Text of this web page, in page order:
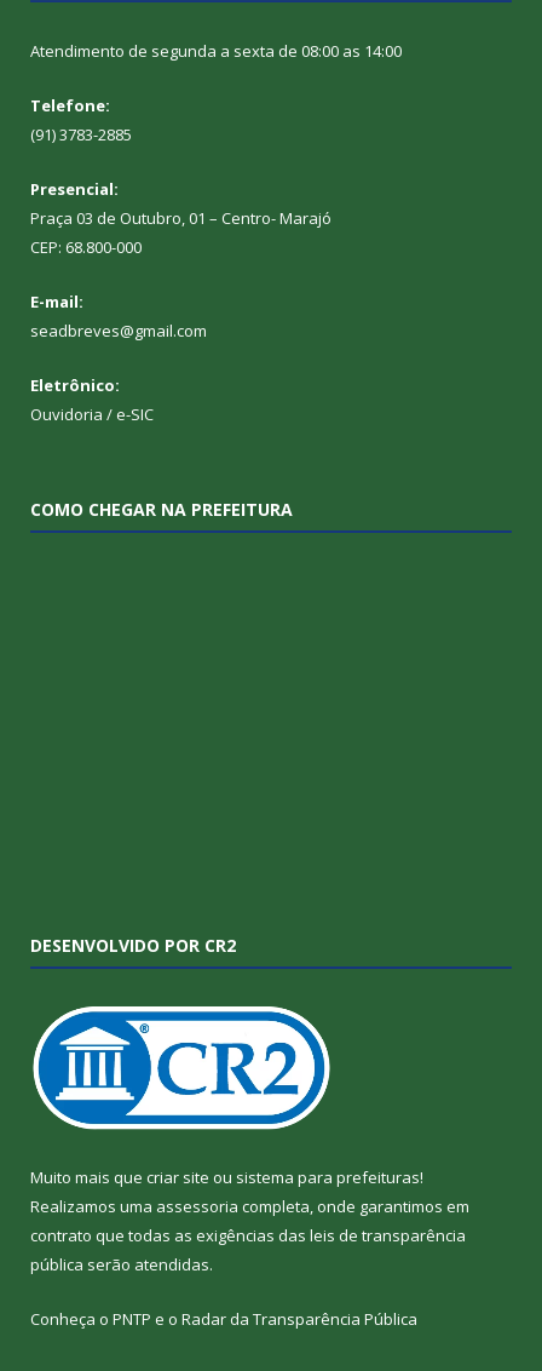
Atendimento de segunda a sexta de 08:00 as 14:00
Telefone:
(91) 3783-2885
Presencial:
Praça 03 de Outubro, 01 – Centro- Marajó
CEP: 68.800-000
E-mail:
seadbreves@gmail.com
Eletrônico:
Ouvidoria /e-SIC
COMO CHEGAR NA PREFEITURA
DESENVOLVIDO POR CR2
Muito mais que criar site ou sistema para prefeituras!
Realizamos uma assessoria completa, onde garantimos em
contrato que todas as exigências das leis de transparência
pública serão atendidas.
Conheça o PNTP e o Radar da Transparência Pública